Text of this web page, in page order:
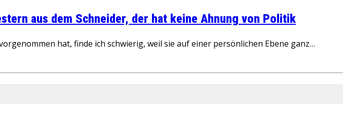
aus dem Schneider, der hat keine Ahnung von Politik
hat, finde ich schwierig, weil sie auf einer persönlichen Ebene ganz…